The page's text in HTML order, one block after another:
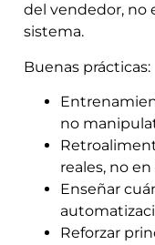
del vendedor, no
sistema.
Buenas prácticas:
no
reales, no en
Enseñar
Reforzar